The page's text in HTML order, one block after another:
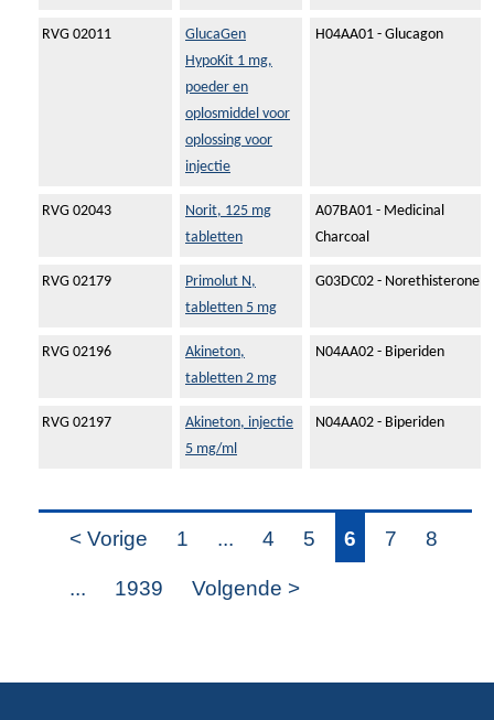
RVG 02011
GlucaGen
HypoKit 1 mg,
poeder en
oplosmiddel voor
oplossing voor
injectie
H04AA01 - Glucagon
RVG 02043
Norit, 125 mg
tabletten
A07BA01 - Medicinal
Charcoal
RVG 02179
Primolut N,
tabletten 5 mg
G03DC02 - Norethisterone
RVG 02196
Akineton,
tabletten 2 mg
N04AA02 - Biperiden
RVG 02197
Akineton, injectie
5 mg/ml
N04AA02 - Biperiden
< Vorige 1 ... 4 5 6 7 8
... 1939 Volgende >